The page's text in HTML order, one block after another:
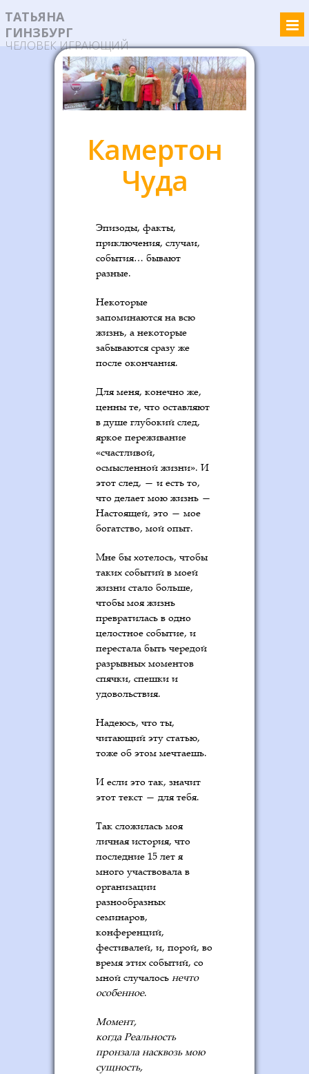
ТАТЬЯНА
ГИНЗБУРГ
ЧЕЛОВЕК ИГРАЮЩИЙ
Камертон
Чуда
Эпизоды, факты,
приключения, случаи,
события… бывают
разные.
Некоторые
запоминаются на всю
жизнь, а некоторые
забываются сразу же
после окончания.
Для меня, конечно же,
ценны те, что оставляют
в душе глубокий след,
яркое переживание
«счастливой,
осмысленной жизни». И
этот след, — и есть то,
что делает мою жизнь —
Настоящей, это — мое
богатство, мой опыт.
Мне бы хотелось, чтобы
таких событий в моей
жизни стало больше,
чтобы моя жизнь
превратилась в одно
целостное событие, и
перестала быть чередой
разрывных моментов
спячки, спешки и
удовольствия.
Надеюсь, что ты,
читающий эту статью,
тоже об этом мечтаешь.
И если это так, значит
этот текст — для тебя.
Так сложилась моя
личная история, что
последние 15 лет я
много участвовала в
организации
разнообразных
семинаров,
конференций,
фестивалей, и, порой, во
время этих событий, со
мной случалось нечто
особенное.
Момент,
когда Реальность
пронзала насквозь мою
сущность,